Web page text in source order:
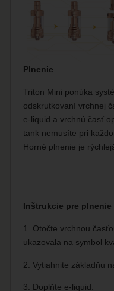
Plnenie
Triton Mini ponúka
odskrutkovaní vrchnej
e-liquid a vrchnú časť
tank nemusíte pri
Horné plnenie je
Inštrukcie pre
1. Otočte vrchnou
ukazovala na symbol
2. Vytiahnite základňu
3. Doplňte e-liquid.